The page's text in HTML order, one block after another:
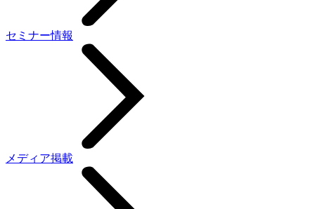
セミナー情報
メディア掲載